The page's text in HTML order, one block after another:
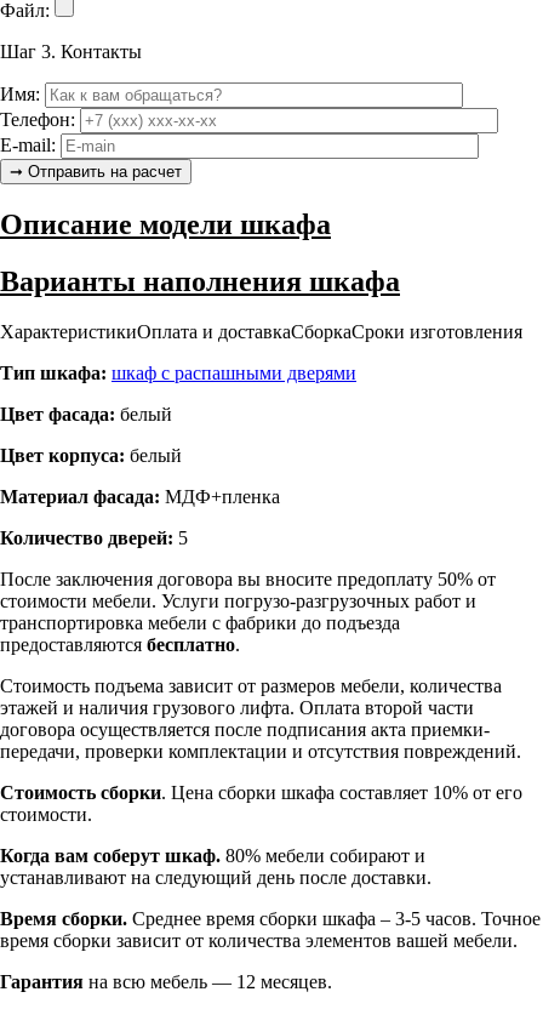
Файл:
Шаг 3. Контакты
Имя:
Телефон:
E-mail:
Описание модели шкафа
Варианты наполнения шкафа
ХарактеристикиОплата и доставкаСборкаСроки изготовления
Тип шкафа: шкаф с распашными дверями
Цвет фасада: белый
Цвет корпуса: белый
Материал фасада: МДФ+пленка
Количество дверей: 5
После заключения договора вы вносите предоплату 50% от
стоимости мебели. Услуги погрузо-разгрузочных работ и
транспортировка мебели с фабрики до подъезда
предоставляются бесплатно.
Стоимость подъема зависит от размеров мебели, количества
этажей и наличия грузового лифта. Оплата второй части
договора осуществляется после подписания акта приемки-
передачи, проверки комплектации и отсутствия повреждений.
Стоимость сборки. Цена сборки шкафа составляет 10% от его
стоимости.
Когда вам соберут шкаф. 80% мебели собирают и
устанавливают на следующий день после доставки.
Время сборки. Среднее время сборки шкафа – 3-5 часов. Точное
время сборки зависит от количества элементов вашей мебели.
Гарантия на всю мебель — 12 месяцев.